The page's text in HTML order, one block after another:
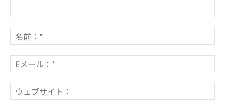
メ
ン
ト：
前
*
メ
ー
*ェ